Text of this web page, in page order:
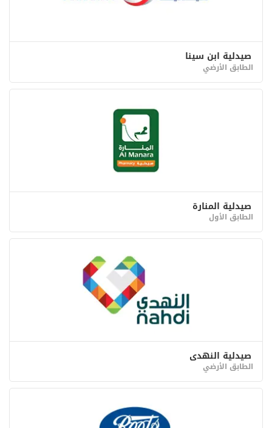
صيدلية ابن سينا
الطابق الأرضي
صيدلية المنارة
الطابق الأول
صيدلية النهدي
الطابق الأرضي